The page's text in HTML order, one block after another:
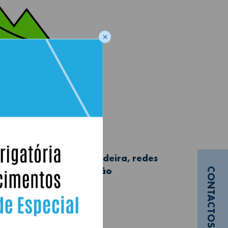
pontes de madeira, redes
(arnês, mosquetão
CONTACTOS
×